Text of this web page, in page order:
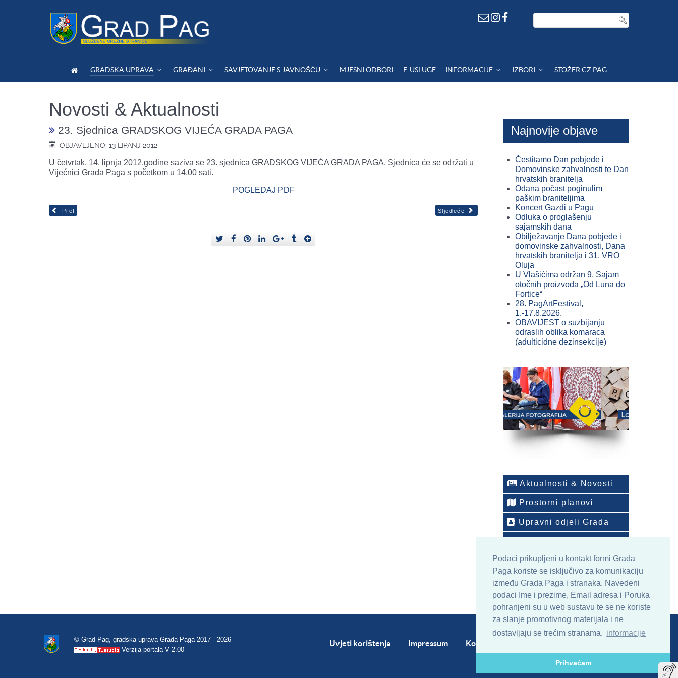
Podaci prikupljeni u kontakt formi Grada
Paga koriste se isključivo za komunikaciju
između Grada Paga i stranaka. Navedeni
podaci Ime i prezime, Email adresa i Poruka
pohranjeni su u web sustavu te se ne koriste
za slanje promotivnog materijala i ne
dostavljaju se trećim stranama. informacije
Prihvaćam
GRADSKA UPRAVA GRAĐANI SAVJETOVANJE S JAVNOŠĆU MJESNI ODBORI E-USLUGE INFORMACIJE IZBORI STOŽER CZ PAG
Novosti & Aktualnosti
23. Sjednica GRADSKOG VIJEĆA GRADA PAGA
OBJAVLJENO: 13 LIPANJ 2012
U četvrtak, 14. lipnja 2012.godine saziva se 23. sjednica GRADSKOG VIJEĆA GRADA PAGA. Sjednica će se održati u
Vijećnici Grada Paga s početkom u 14,00 sati.
POGLEDAJ PDF
Pret Sljedeće
Najnovije objave
Čestitamo Dan pobjede i
Domovinske zahvalnosti te Dan
hrvatskih branitelja
Odana počast poginulim
paškim braniteljima
Koncert Gazdi u Pagu
Odluka o proglašenju
sajamskih dana
Obilježavanje Dana pobjede i
domovinske zahvalnosti, Dana
hrvatskih branitelja i 31. VRO
Oluja
U Vlašićima održan 9. Sajam
otočnih proizvoda „Od Luna do
Fortice“
28. PagArtFestival,
1.-17.8.2026.
OBAVIJEST o suzbijanju
odraslih oblika komaraca
(adulticidne dezinsekcije)
Aktualnosti & Novosti
Prostorni planovi
Upravni odjeli Grada
ONLINE arhiv sadržaja
© Grad Pag, gradska uprava Grada Paga 2017 - 2026
Verzija portala V 2.00
Uvjeti korištenja Impressum Kontakt